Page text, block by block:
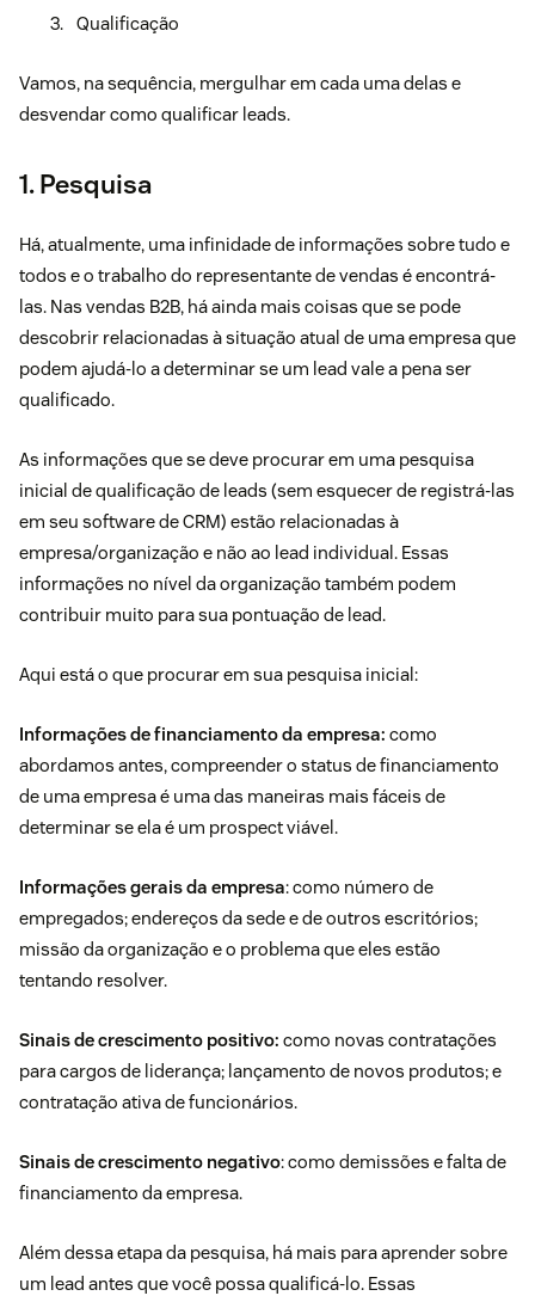
Qualificação
Vamos, na sequência, mergulhar em cada uma delas e
desvendar como qualificar leads.
1. Pesquisa
Há, atualmente, uma infinidade de informações sobre tudo e
todos e o trabalho do representante de vendas é encontrá-
las. Nas vendas B2B, há ainda mais coisas que se pode
descobrir relacionadas à situação atual de uma empresa que
podem ajudá-lo a determinar se um lead vale a pena ser
qualificado.
As informações que se deve procurar em uma pesquisa
inicial de qualificação de leads (sem esquecer de registrá-las
em seu software de CRM) estão relacionadas à
empresa/organização e não ao lead individual. Essas
informações no nível da organização também podem
contribuir muito para sua pontuação de lead.
Aqui está o que procurar em sua pesquisa inicial:
Informações de financiamento da empresa: como
abordamos antes, compreender o status de financiamento
de uma empresa é uma das maneiras mais fáceis de
determinar se ela é um prospect viável.
Informações gerais da empresa: como número de
empregados; endereços da sede e de outros escritórios;
missão da organização e o problema que eles estão
tentando resolver.
Sinais de crescimento positivo: como novas contratações
para cargos de liderança; lançamento de novos produtos; e
contratação ativa de funcionários.
Sinais de crescimento negativo: como demissões e falta de
financiamento da empresa.
Além dessa etapa da pesquisa, há mais para aprender sobre
um lead antes que você possa qualificá-lo. Essas